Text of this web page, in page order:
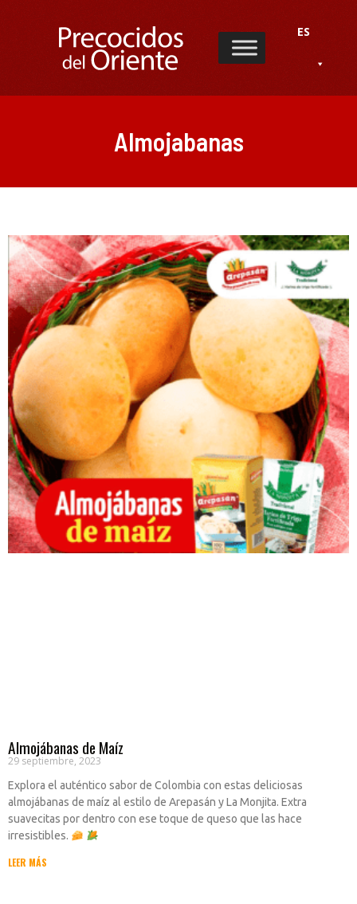
ES
Almojabanas
Almojábanas de Maíz
29 septiembre, 2023
Explora el auténtico sabor de Colombia con estas deliciosas
almojábanas de maíz al estilo de Arepasán y La Monjita. Extra
suavecitas por dentro con ese toque de queso que las hace
irresistibles.
LEER MÁS